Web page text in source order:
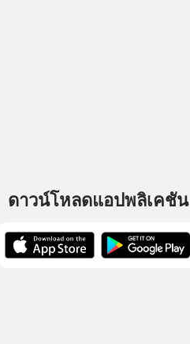
ดาวน์โหลดแอปพลิเคชัน